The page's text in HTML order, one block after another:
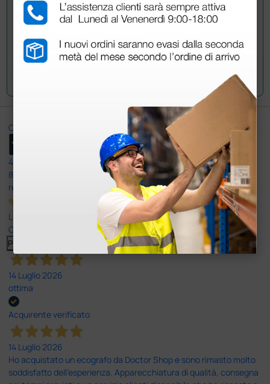
Ottimo
4,6
8.330
recensioni
Le nostre recensioni a 4 e 5 stelle.
Clicca qui per leggerle tutte >
Precedente
14 Luglio 2026
ottima
Acquirente verificato
14 Luglio 2026
Ho acquistato un ecografo da Doctor Shop e sono rimasto molto
soddisfatto dell'esperienza. Apparecchiatura di qualità, consegna